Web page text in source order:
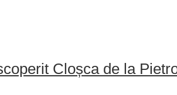
Cloșca de la